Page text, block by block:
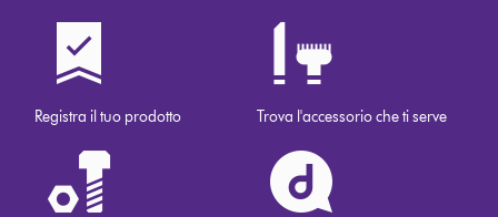
Registra il tuo prodotto Trova l'accessorio che ti serve